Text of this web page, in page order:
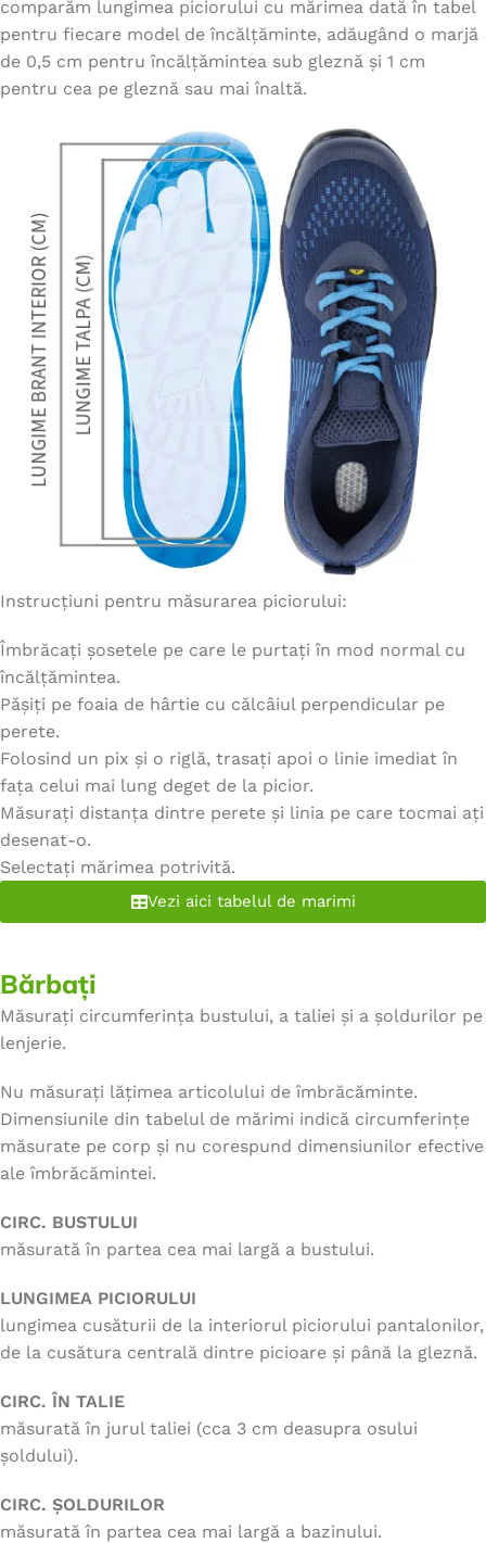
comparăm lungimea piciorului cu mărimea dată în tabel
pentru fiecare model de încălțăminte, adăugând o marjă
de 0,5 cm pentru încălțămintea sub gleznă și 1 cm
pentru cea pe gleznă sau mai înaltă.
Instrucțiuni pentru măsurarea piciorului:
Îmbrăcați șosetele pe care le purtați în mod normal cu
încălțămintea.
Pășiți pe foaia de hârtie cu călcâiul perpendicular pe
perete.
Folosind un pix și o riglă, trasați apoi o linie imediat în
fața celui mai lung deget de la picior.
Măsurați distanța dintre perete și linia pe care tocmai ați
desenat-o.
Selectați mărimea potrivită.
Vezi aici tabelul de marimi
Bărbați
Măsurați circumferința bustului, a taliei și a șoldurilor pe
lenjerie.
Nu măsurați lățimea articolului de îmbrăcăminte.
Dimensiunile din tabelul de mărimi indică circumferințe
măsurate pe corp și nu corespund dimensiunilor efective
ale îmbrăcămintei.
CIRC. BUSTULUI
măsurată în partea cea mai largă a bustului.
LUNGIMEA PICIORULUI
lungimea cusăturii de la interiorul piciorului pantalonilor,
de la cusătura centrală dintre picioare și până la gleznă.
CIRC. ÎN TALIE
măsurată în jurul taliei (cca 3 cm deasupra osului
șoldului).
CIRC. ȘOLDURILOR
măsurată în partea cea mai largă a bazinului.